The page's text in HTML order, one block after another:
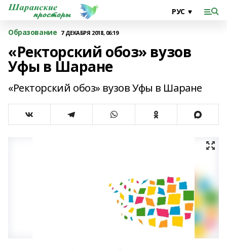
Образование 7 ДЕКАБРЯ 2018, 06:19
«Ректорский обоз» вузов
Уфы в Шаране
«Ректорский обоз» вузов Уфы в Шаране